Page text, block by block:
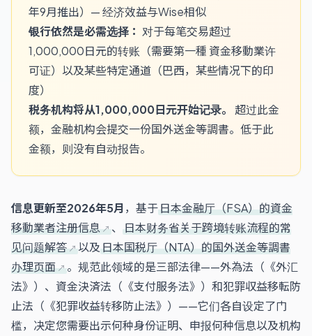
年9月推出）— 经济效益与Wise相似
银行依然是必需选择： 对于每笔交易超过
1,000,000日元的转账（需要第一種 資金移動業许
可证）以及某些特定通道（巴西，某些情况下的印
度）
税务机构将从1,000,000日元开始记录。
超过此金
额，金融机构会提交一份国外送金等調書。低于此
金额，则没有自动报告。
信息更新至2026年5月，基于日本金融厅（FSA）的資金
移動業者注册信息
、 日本财务省关于跨境转账流程的常
见问题解答
以及日本国税厅（NTA）的国外送金等調書
办理页面
。规范此领域的是三部法律——外為法（《外汇
法》）、資金決済法（《支付服务法》）和犯罪収益移転防
止法（《犯罪收益转移防止法》）——它们各自设定了门
槛，决定您需要出示何种身份证明、申报何种信息以及机构